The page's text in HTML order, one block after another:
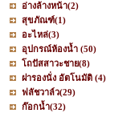
อ่างล้างหน้า(2)
สุขภัณฑ์(1)
อะไหล่(3)
อุปกรณ์ห้องน้ำ (50)
โถปัสสาวะชาย(8)
ฝารองนั่ง อัตโนมัติ (4)
ฟลัชวาล์ว(29)
ก๊อกน้ำ(32)